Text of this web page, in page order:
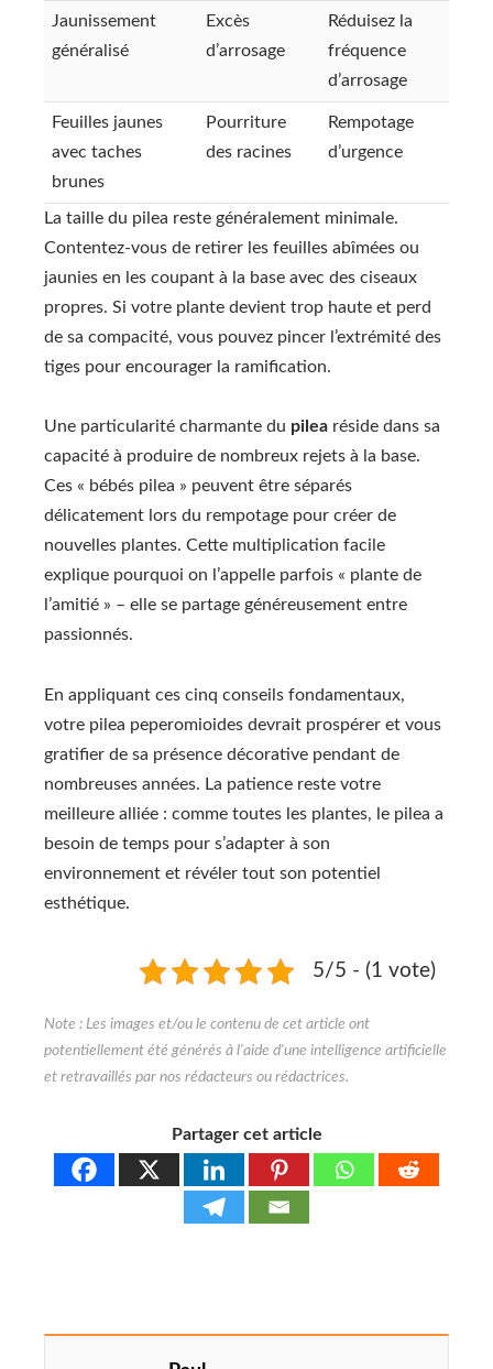
Jaunissement
généralisé
Excès
d’arrosage
Réduisez la
fréquence
d’arrosage
Feuilles jaunes
avec taches
brunes
Pourriture
des racines
Rempotage
d’urgence
La taille du pilea reste généralement minimale.
Contentez-vous de retirer les feuilles abîmées ou
jaunies en les coupant à la base avec des ciseaux
propres. Si votre plante devient trop haute et perd
de sa compacité, vous pouvez pincer l’extrémité des
tiges pour encourager la ramification.
Une particularité charmante du pilea réside dans sa
capacité à produire de nombreux rejets à la base.
Ces « bébés pilea » peuvent être séparés
délicatement lors du rempotage pour créer de
nouvelles plantes. Cette multiplication facile
explique pourquoi on l’appelle parfois « plante de
l’amitié » – elle se partage généreusement entre
passionnés.
En appliquant ces cinq conseils fondamentaux,
votre pilea peperomioides devrait prospérer et vous
gratifier de sa présence décorative pendant de
nombreuses années. La patience reste votre
meilleure alliée : comme toutes les plantes, le pilea a
besoin de temps pour s’adapter à son
environnement et révéler tout son potentiel
esthétique.
5/5 - (1 vote)
Partager cet article